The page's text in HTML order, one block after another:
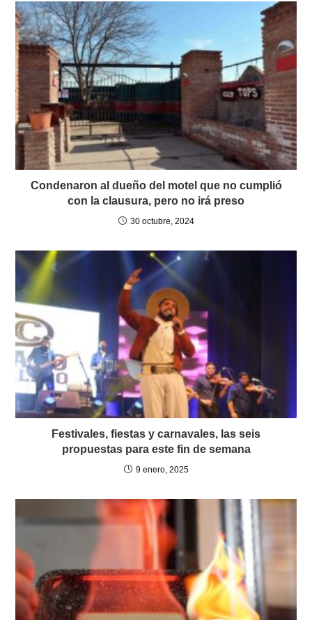
Condenaron al dueño del motel que no cumplió
con la clausura, pero no irá preso
30 octubre, 2024
Festivales, fiestas y carnavales, las seis
propuestas para este fin de semana
9 enero, 2025